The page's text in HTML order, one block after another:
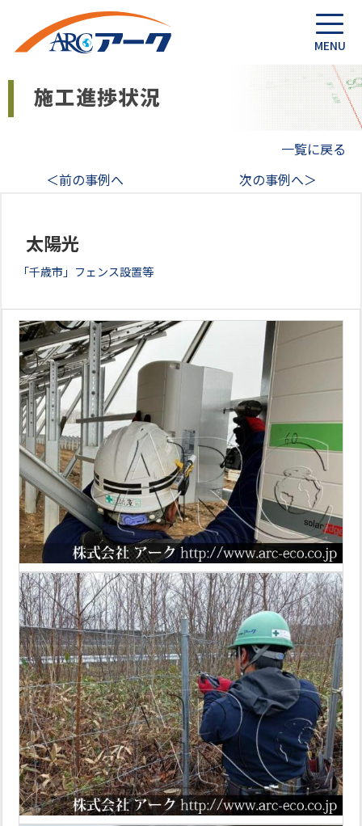
一覧に戻る
＜前の事例へ
次の事例へ＞
太陽光
「千歳市」フェンス設置等